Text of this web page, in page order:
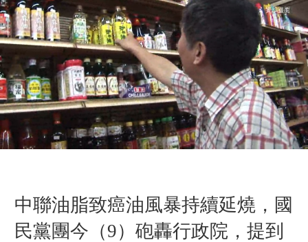
中聯油脂致癌油風暴持續延燒，國
民黨團今（9）砲轟行政院，提到